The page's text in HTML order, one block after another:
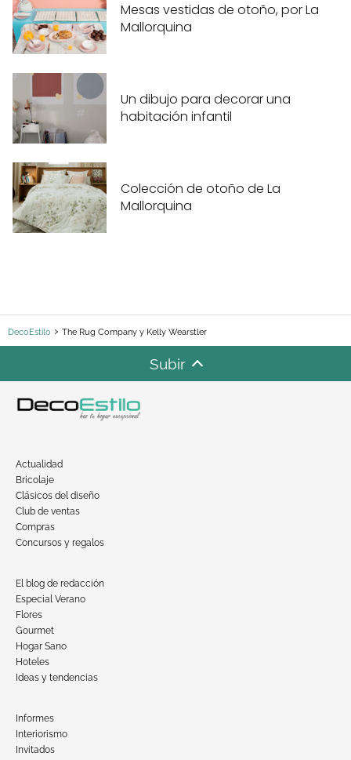
Mesas vestidas de otoño, por La
Mallorquina
Un dibujo para decorar una
habitación infantil
Colección de otoño de La
Mallorquina
DecoEstilo The Rug Company y Kelly Wearstler
Subir
Actualidad
Bricolaje
Clásicos del diseño
Club de ventas
Compras
Concursos y regalos
El blog de redacción
Especial Verano
Flores
Gourmet
Hogar Sano
Hoteles
Ideas y tendencias
Informes
Interiorismo
Invitados